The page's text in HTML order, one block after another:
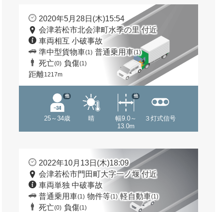
2020年5月28日(木)15:54
会津若松市北会津町水季の里 付近
車両相互 小破事故
準中型貨物車(1) 普通乗用車(1)
死亡(0) 負傷(1)
距離1217m
25～34歳
他
晴
幅9.0～
13.0m
他
３灯式信号
2022年10月13日(木)18:09
会津若松市門田町大字一ノ堰 付近
車両単独 中破事故
普通乗用車(1) 物件等(1) 軽自動車(1)
死亡(0) 負傷(1)